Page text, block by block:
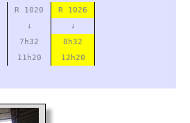
R 1020
R 1026
↓
↓
7h32
8h32
11h20 12h20